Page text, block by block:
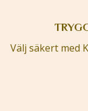
Välj säkert med